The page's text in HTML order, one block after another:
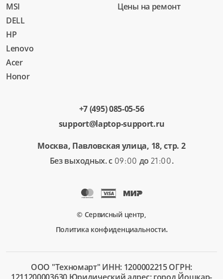
MSI
DELL
HP
Lenovo
Acer
Honor
Цены на ремонт
+7 (495) 085-05-56
support@laptop-support.ru
Москва, Павловская улица, 18, стр. 2
Без выходных. с 09:00 до 21:00.
© Сервисный центр,
Политика конфиденциальности.
ООО "Техномарт" ИНН: 1200002215 ОГРН: